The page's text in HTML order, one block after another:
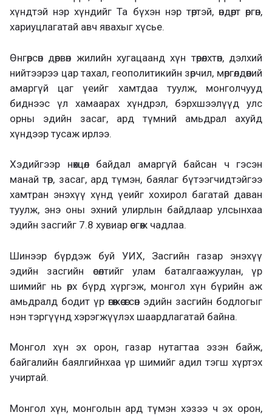
хүндтэй нэр хүндийг Та бүхэн нэр төртэй, өндөрт өргөн,
хариуцлагатай авч явахыг хүсье.
Өнгөрсөн дөрвөн жилийн хугацаанд хүн төрөлхтөн, дэлхий
нийтээрээ цар тахал, геополитикийн зөрчил, мөргөлдөөний
амаргүй цаг үеийг хамтдаа туулж, монголчууд
биднээс үл хамаарах хүндрэл, бэрхшээлүүд улс
орны эдийн засаг, ард түмний амьдрал ахуйд
хүндээр тусаж ирлээ.
Хэдийгээр нөхцөл байдал амаргүй байсан ч гэсэн
манай төр, засаг, ард түмэн, баялаг бүтээгчидтэйгээ
хамтран энэхүү хүнд үеийг хохирол багатай даван
туулж, энэ оны эхний улирлын байдлаар улсынхаа
эдийн засгийг 7.8 хувиар өсгөж чадлаа.
Шинээр бүрдэж буй УИХ, Засгийн газар энэхүү
эдийн засгийн өсөлтийг улам баталгаажуулан, үр
шимийг нь өрх бүрд хүргэж, монгол хүн бүрийн аж
амьдралд бодит үр өгөөжөө өгсөн эдийн засгийн бодлогыг
нэн тэргүүнд хэрэгжүүлэх шаардлагатай байна.
Монгол хүн эх орон, газар нутагтаа эзэн байж,
байгалийн баялгийнхаа үр шимийг адил тэгш хүртэх
учиртай.
Монгол хүн, монголын ард түмэн хэзээ ч эх орон,